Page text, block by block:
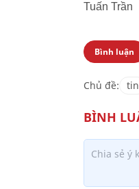
Tuấn Trần
Bình luận
Chủ đề: tin